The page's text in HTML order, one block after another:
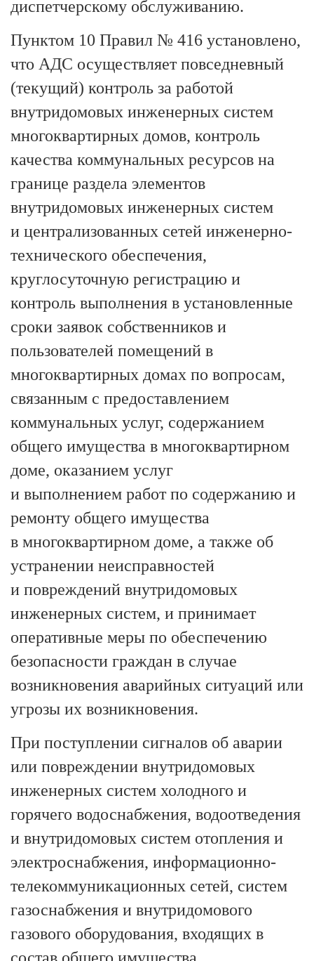
диспетчерскому обслуживанию.
Пунктом 10 Правил № 416 установлено,
что АДС осуществляет повседневный
(текущий) контроль за работой
внутридомовых инженерных систем
многоквартирных домов, контроль
качества коммунальных ресурсов на
границе раздела элементов
внутридомовых инженерных систем
и централизованных сетей инженерно-
технического обеспечения,
круглосуточную регистрацию и
контроль выполнения в установленные
сроки заявок собственников и
пользователей помещений в
многоквартирных домах по вопросам,
связанным с предоставлением
коммунальных услуг, содержанием
общего имущества в многоквартирном
доме, оказанием услуг
и выполнением работ по содержанию и
ремонту общего имущества
в многоквартирном доме, а также об
устранении неисправностей
и повреждений внутридомовых
инженерных систем, и принимает
оперативные меры по обеспечению
безопасности граждан в случае
возникновения аварийных ситуаций или
угрозы их возникновения.
При поступлении сигналов об аварии
или повреждении внутридомовых
инженерных систем холодного и
горячего водоснабжения, водоотведения
и внутридомовых систем отопления и
электроснабжения, информационно-
телекоммуникационных сетей, систем
газоснабжения и внутридомового
газового оборудования, входящих в